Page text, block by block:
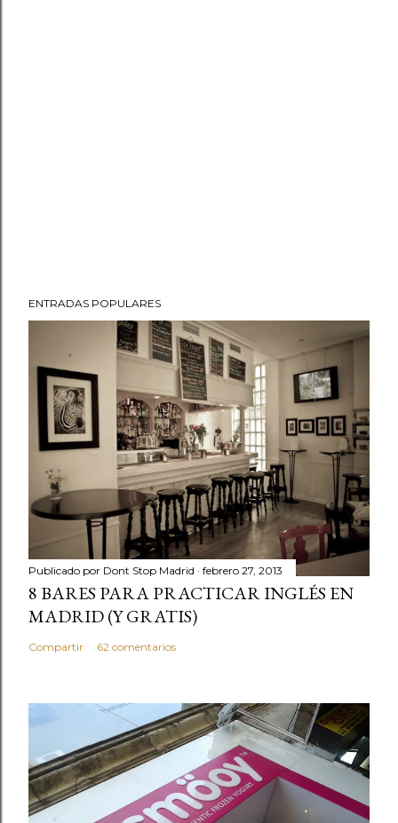
ENTRADAS POPULARES
Publicado por Dont Stop Madrid febrero 27, 2013
8 BARES PARA PRACTICAR INGLÉS EN
MADRID (Y GRATIS)
Compartir 62 comentarios